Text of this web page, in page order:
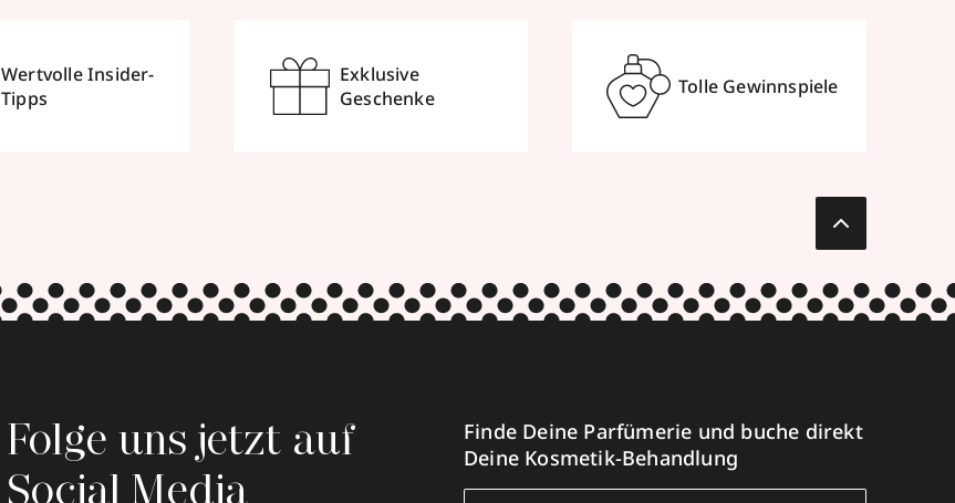
Wertvolle Insider-
Tipps
Exklusive
Geschenke
Tolle Gewinnspiele
Folge uns jetzt auf
Social Media
Finde Deine Parfümerie und buche direkt
Deine Kosmetik-Behandlung